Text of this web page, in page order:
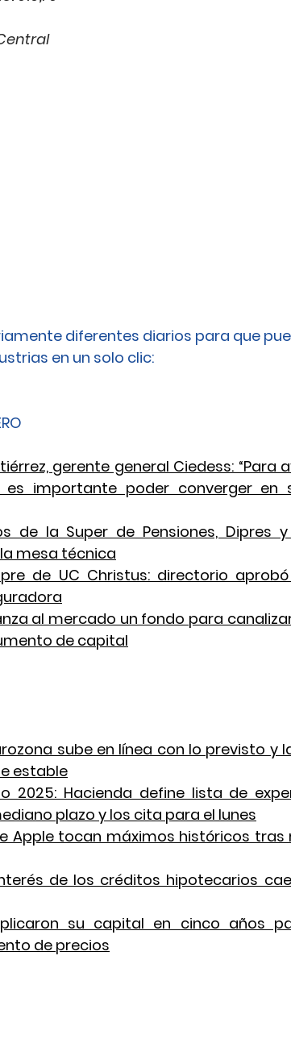
diferentes diarios para que
en un solo clic:
gerente general Ciedess:
es importante poder converger en
de la Super de Pensiones, Dipres
mesa técnica
de UC Christus: directorio
al mercado un fondo para
de capital
sube en línea con lo previsto y
estable
2025: Hacienda define lista de
plazo y los cita para el lunes
Apple tocan máximos históricos tras
de los créditos hipotecarios
su capital en cinco años
de precios